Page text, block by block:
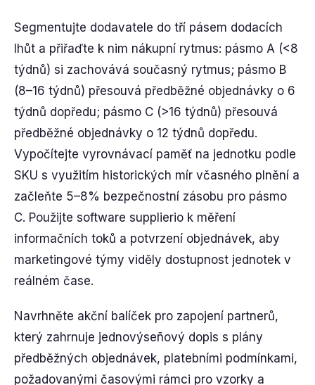
Segmentujte dodavatele do tří pásem dodacích
lhůt a přiřaďte k nim nákupní rytmus: pásmo A (<8
týdnů) si zachovává současný rytmus; pásmo B
(8–16 týdnů) přesouvá předběžné objednávky o 6
týdnů dopředu; pásmo C (>16 týdnů) přesouvá
předběžné objednávky o 12 týdnů dopředu.
Vypočítejte vyrovnávací paměť na jednotku podle
SKU s využitím historických mír včasného plnění a
začleňte 5–8% bezpečnostní zásobu pro pásmo
C. Použijte software supplierio k měření
informačních toků a potvrzení objednávek, aby
marketingové týmy viděly dostupnost jednotek v
reálném čase.
Navrhněte akční balíček pro zapojení partnerů,
který zahrnuje jednovýseñový dopis s plány
předběžných objednávek, platebními podmínkami,
požadovanými časovými rámci pro vzorky a